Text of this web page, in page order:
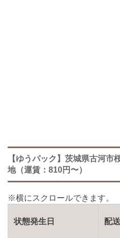
【ゆうパック】茨城県古河市
地（運賃：810円〜）
状態発生日 配